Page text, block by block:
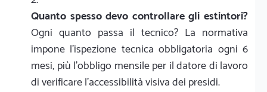
Quanto spesso devo controllare gli estintori?
Ogni quanto passa il tecnico? La normativa
impone l'ispezione tecnica obbligatoria ogni 6
mesi, più l'obbligo mensile per il datore di lavoro
di verificare l'accessibilità visiva dei presidi.